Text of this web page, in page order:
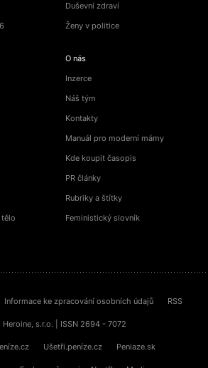
tělo
Duševní zdraví
Ženy v politice
O nás
Inzerce
Náš tým
Kontakty
Manuál pro moderní mámy
Kde koupit časopis
PR články
Rubriky a štítky
Feministický slovník
Informace ke zpracování osobních údajů RSS
s.r.o. | ISSN 2694 - 7072
Ušetři.peníze.cz Peniaze.sk